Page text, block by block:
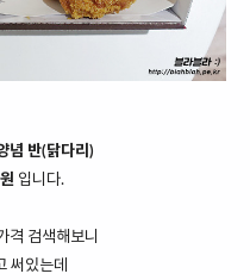
념 반(닭다리)
입니다.
격 검색해보니
써있는데